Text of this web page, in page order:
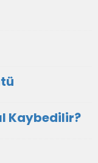
Kaybedilir?